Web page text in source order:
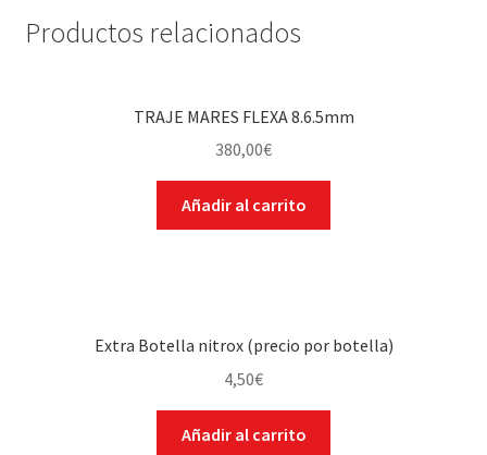
Productos relacionados
TRAJE MARES FLEXA 8.6.5mm
380,00€
Añadir al carrito
Extra Botella nitrox (precio por botella)
4,50€
Añadir al carrito